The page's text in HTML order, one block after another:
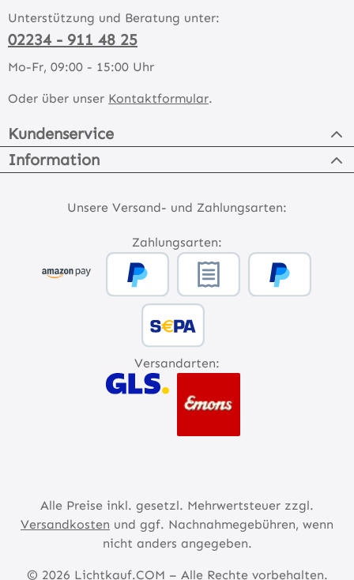
Unterstützung und Beratung unter:
02234 - 911 48 25
Mo-Fr, 09:00 - 15:00 Uhr
Oder über unser Kontaktformular.
Kundenservice
Information
Unsere Versand- und Zahlungsarten:
Zahlungsarten:
Versandarten:
Alle Preise inkl. gesetzl. Mehrwertsteuer zzgl.
Versandkosten und ggf. Nachnahmegebühren, wenn
nicht anders angegeben.
© 2026 Lichtkauf.COM – Alle Rechte vorbehalten.